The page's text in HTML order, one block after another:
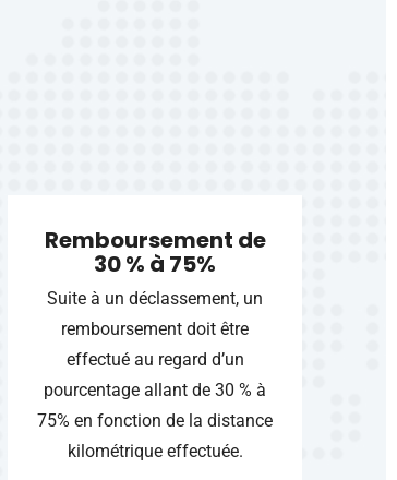
Remboursement de
30 % à 75%
Suite à un déclassement, un
remboursement doit être
effectué au regard d’un
pourcentage allant de 30 % à
75% en fonction de la distance
kilométrique effectuée.